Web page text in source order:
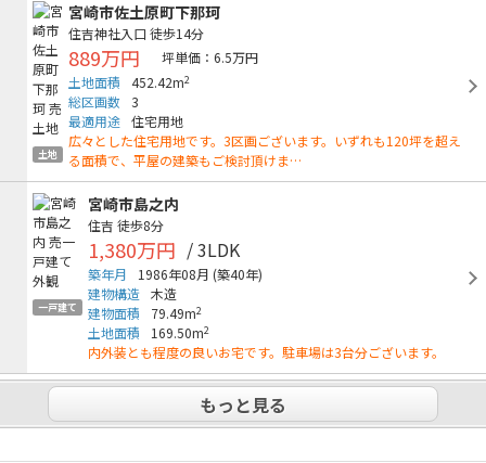
土地
宮崎市佐土原町下那珂
住吉神社入口 徒歩14分
889万円
坪単価：6.5万円
土地面積
452.42m2
総区画数 3
最適用途 住宅用地
広々とした住宅用地です。3区画ございます。いずれも120坪を超え
る面積で、平屋の建築もご検討頂けま…
一戸建て
宮崎市島之内
住吉 徒歩8分
1,380万円 / 3LDK
築年月 1986年08月 (築40年)
建物構造 木造
建物面積
79.49m2
土地面積 169.50m2
内外装とも程度の良いお宅です。駐車場は3台分ございます。
もっと見る